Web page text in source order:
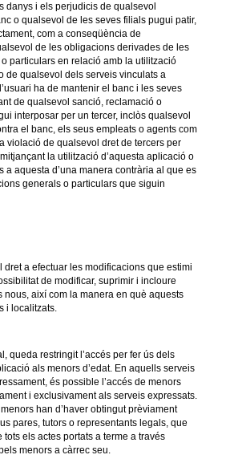
danys i els perjudicis de qualsevol
o qualsevol de les seves filials pugui patir,
com a conseqüència de
de les obligacions derivades de les
particulars en relació amb la utilització
de qualsevol dels serveis vinculats a
ha de mantenir el banc i les seves
de qualsevol sanció, reclamació o
interposar per un tercer, inclòs qualsevol
el banc, els seus empleats o agents com
violació de qualsevol dret de tercers per
la utilització d’aquesta aplicació o
a aquesta d’una manera contrària al que es
generals o particulars que siguin
dret a efectuar les modificacions que estimi
de modificar, suprimir i incloure
nous, així com la manera en què aquests
i localitzats.
queda restringit l’accés per fer ús dels
als menors d’edat. En aquells serveis
és possible l’accés de menors
i exclusivament als serveis expressats.
han d’haver obtingut prèviament
pares, tutors o representants legals, que
els actes portats a terme a través
menors a càrrec seu.